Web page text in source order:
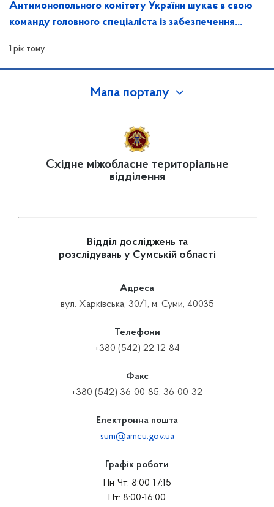
Антимонопольного комітету України шукає в свою
команду головного спеціаліста із забезпечення
1 рік тому
Мапа порталу
Східне міжобласне територіальне
відділення
Відділ досліджень та
розслідувань у Сумській області
Адреса
вул. Харківська, 30/1, м. Суми, 40035
Телефони
+380 (542) 22-12-84
Факс
+380 (542) 36-00-85, 36-00-32
Електронна пошта
sum@amcu.gov.ua
Графік роботи
Пн-Чт: 8:00-17:15
Пт: 8:00-16:00